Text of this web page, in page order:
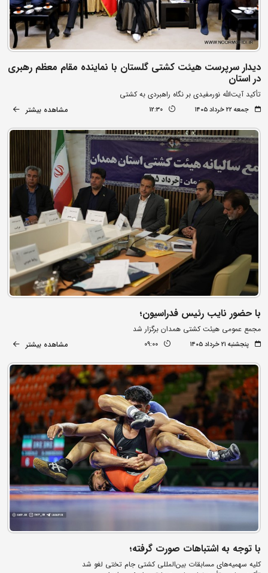
دیدار سرپرست هیئت کشتی گلستان با نماینده مقام معظم رهبری
در استان
تأکید آیت‌الله نورمفیدی بر نگاه راهبردی به کشتی
جمعه ۲۲ خرداد ۱۴۰۵ 12:30 مشاهده بیشتر
با حضور نایب رئیس فدراسیون؛
مجمع عمومی هیئت کشتی همدان برگزار شد
پنجشنبه ۲۱ خرداد ۱۴۰۵ 09:00 مشاهده بیشتر
با توجه به اشتباهات صورت گرفته؛
کلیه سهمیه‌های مسابقات بین‌المللی کشتی جام تختی لغو شد